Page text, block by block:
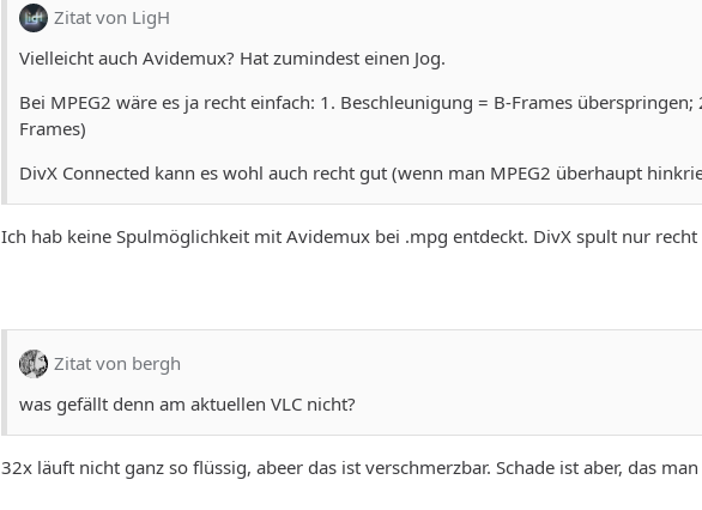
Zitat von LigH
Vielleicht auch Avidemux? Hat zumindest einen Jog.
Bei MPEG2 wäre es ja recht einfach: 1. Beschleunigung = B-Frames
Frames)
DivX Connected kann es wohl auch recht gut (wenn man MPEG2 überhaupt
Ich hab keine Spulmöglichkeit mit Avidemux bei .mpg entdeckt. DivX spult nur recht
Zitat von bergh
was gefällt denn am aktuellen VLC nicht?
32x läuft nicht ganz so flüssig, abeer das ist verschmerzbar. Schade ist aber, das